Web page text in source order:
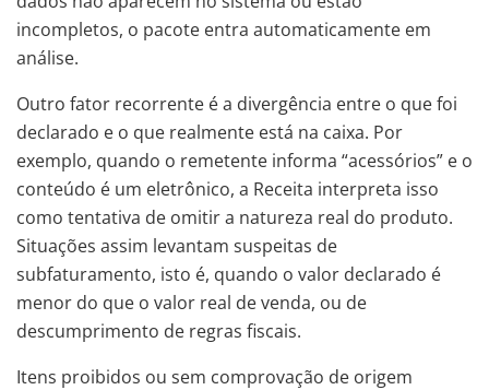
incompletos, o pacote entra automaticamente em
análise.
Outro fator recorrente é a divergência entre o que foi
declarado e o que realmente está na caixa. Por
exemplo, quando o remetente informa “acessórios” e o
conteúdo é um eletrônico, a Receita interpreta isso
como tentativa de omitir a natureza real do produto.
Situações assim levantam suspeitas de
subfaturamento, isto é, quando o valor declarado é
menor do que o valor real de venda, ou de
descumprimento de regras fiscais.
Itens proibidos ou sem comprovação de origem